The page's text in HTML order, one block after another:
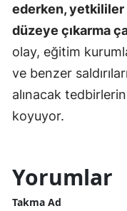
ederken,
düzeye çıkarma
olay, eğitim
ve benzer
alınacak
koyuyor.
Yorumlar
Takma Ad